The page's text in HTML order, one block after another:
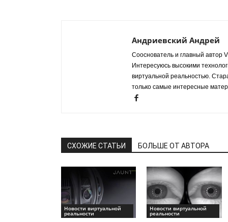
Андриевский Андрей
Сооснователь и главный автор
Интересуюсь высокими
виртуальной реальностью.
только самые интересные
СХОЖИЕ СТАТЬИ БОЛЬШЕ ОТ АВТОРА
Новости виртуальной
реальности
Новости виртуальной
реальности